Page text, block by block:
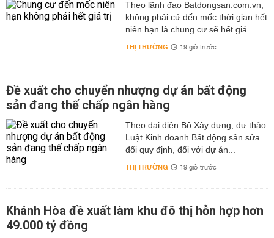
Theo lãnh đạo Batdongsan.com.vn,
không phải cứ đến mốc thời gian hết
niên hạn là chung cư sẽ hết giá...
THỊ TRƯỜNG 19 giờ trước
Đề xuất cho chuyển nhượng dự án bất động
sản đang thế chấp ngân hàng
Theo đại diện Bộ Xây dựng, dự thảo
Luật Kinh doanh Bất động sản sửa
đổi quy định, đối với dự án...
THỊ TRƯỜNG 19 giờ trước
Khánh Hòa đề xuất làm khu đô thị hỗn hợp hơn
49.000 tỷ đồng